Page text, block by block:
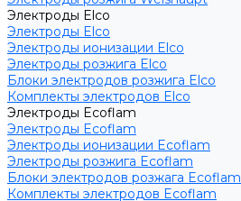
Электроды Elco
Электроды Elco
Электроды ионизации Elco
Электроды розжига Elco
Блоки электродов розжига Elco
Комплекты электродов Elco
Электроды Ecoflam
Электроды Ecoflam
Электроды ионизации Ecoflam
Электроды розжига Ecoflam
Блоки электродов розжага Ecoflam
Комплекты электродов Ecoflam